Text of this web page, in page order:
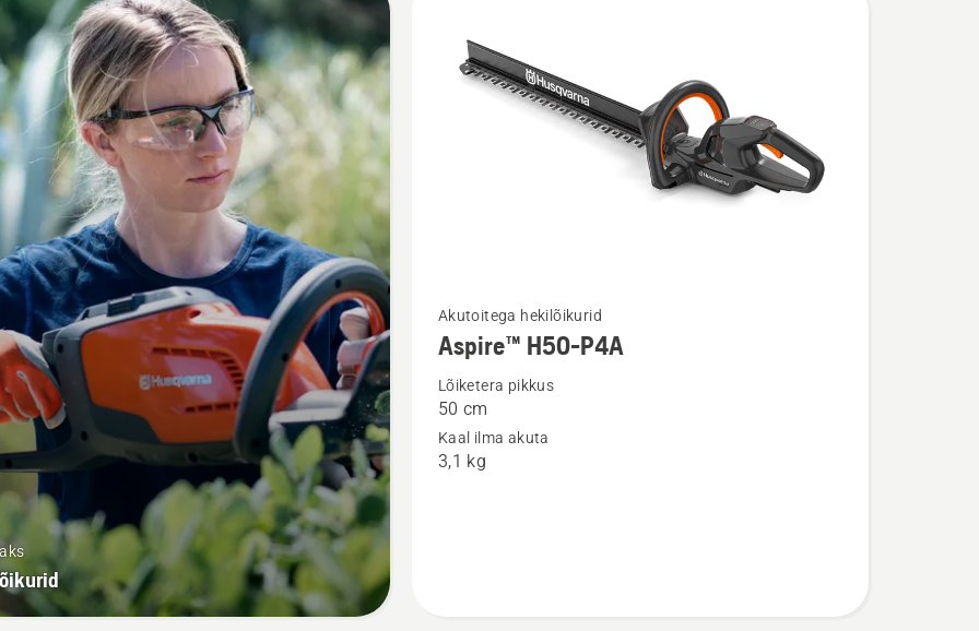
Vaata
rohkem
üksikasju
toote
Aspire™
H50-
Akutoitega hekilõikurid
Aspire™ H50-P4A
Lõiketera pikkus
50 cm
Kaal ilma akuta
3,1 kg